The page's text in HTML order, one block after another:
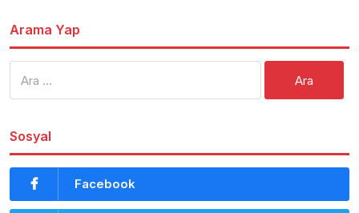
Arama Yap
Sosyal
Facebook